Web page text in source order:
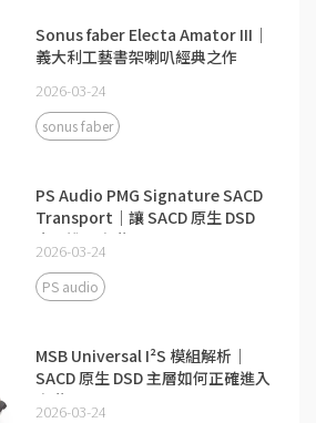
Sonus faber Electa Amator III｜
義大利工藝書架喇叭經典之作
2026-03-24
sonus faber
PS Audio PMG Signature SACD
Transport｜讓 SACD 原生 DSD
真正進入高階 DAC
2026-03-24
PS audio
MSB Universal I²S 模組解析｜
SACD 原生 DSD 主層如何正確進入
高階 DAC？
2026-03-24